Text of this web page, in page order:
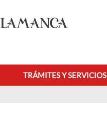
TRÁMITES Y SERVICIOS